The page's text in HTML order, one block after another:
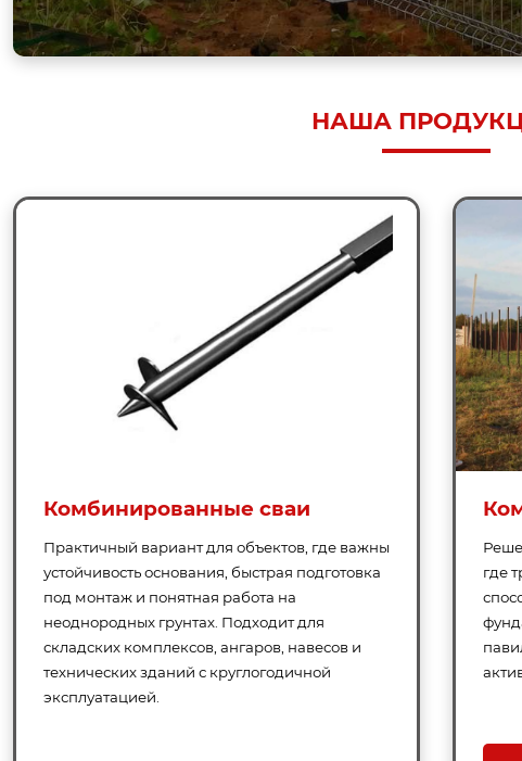
Длина под заказ, м:0,5 - 12
Цвет:
«Профлист Панель»
Толщина металла, мм:
Лидер продаж!
Саморезы 5,5х19 RAL 7024
Крепеж производится
стали марки С 1022, которая
проходит обработку,
оцинковку.Контроль
начи..
Цвет:
НАША
Комбинированные сваи
Практичный вариант для объектов, где важны
устойчивость основания, быстрая подготовка
под монтаж и понятная работа на
неоднородных грунтах. Подходит для
складских комплексов, ангаров, навесов и
технических зданий с круглогодичной
эксплуатацией.
где